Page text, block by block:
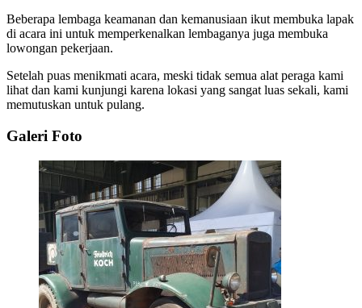
Beberapa lembaga keamanan dan kemanusiaan ikut membuka lapak
di acara ini untuk memperkenalkan lembaganya juga membuka
lowongan pekerjaan.
Setelah puas menikmati acara, meski tidak semua alat peraga kami
lihat dan kami kunjungi karena lokasi yang sangat luas sekali, kami
memutuskan untuk pulang.
Galeri Foto